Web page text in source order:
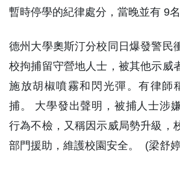
暫時停學的紀律處分，當晚並有 9名
德州大學奧斯汀分校同日爆發警民
校拘捕留守營地人士，被其他示威
施放胡椒噴霧和閃光彈。有律師
捕。 大學發出聲明，被捕人士涉
行為不檢，又稱因示威局勢升級，
部門援助，維護校園安全。 (梁舒